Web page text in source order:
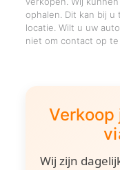
ophalen. Dit kan bij u
locatie. Wilt u uw
niet om contact op te
Verkoop
Wij zijn